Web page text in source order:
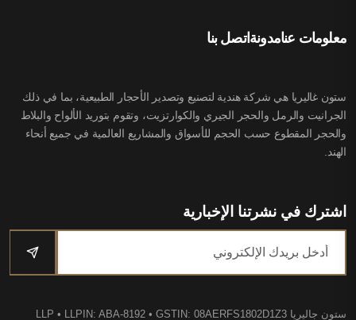
معلومات عنامدونة اتصل بنا
ستون غاليريا هي شركة هندية لتصنيع وتصدير الأحجار الطبيعية، بما في ذلك
الجرانيت والرمل والحجر الجيري والكوارتزيت، وتقوم بتوريد الألواح والبلاط
والحجر المقطوع حسب الحجم للأسواق والمشاريع العالمية في جميع أنحاء
الهند.
اشترك في نشرتنا الإخبارية
ستون جاليريا LLP • LLPIN: ABA-8192 • GSTIN: 08AERFS1802D1Z3